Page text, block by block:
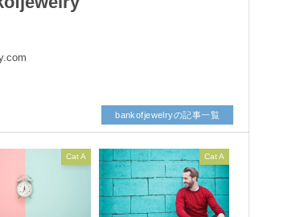
Cat A Cat A
bankofjewelryの記事一覧